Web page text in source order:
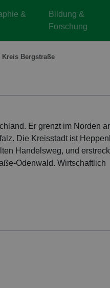
&
Bildung &
Forschung
Kreis Bergstraße
Er grenzt im Norden
Die Kreisstadt ist
Handelsweg, und
Odenwald. Wirtschaftlich